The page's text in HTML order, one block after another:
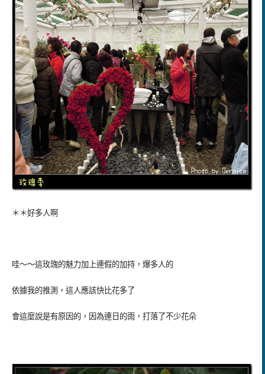
＊＊好多人啊
哇～～這玫瑰的魅力加上連假的加持，爆多人的
依據我的推測，這人應該快比花多了
會這麼說是有原因的，因為連日的雨，打落了不少花朵